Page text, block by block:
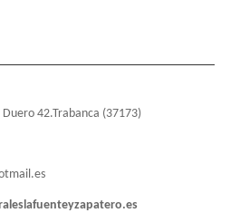
Duero 42.Trabanca (37173)